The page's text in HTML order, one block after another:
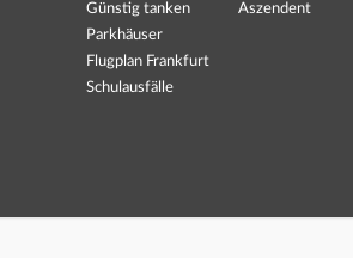
Günstig tanken
Parkhäuser
Flugplan Frankfurt
Schulausfälle
Aszendent